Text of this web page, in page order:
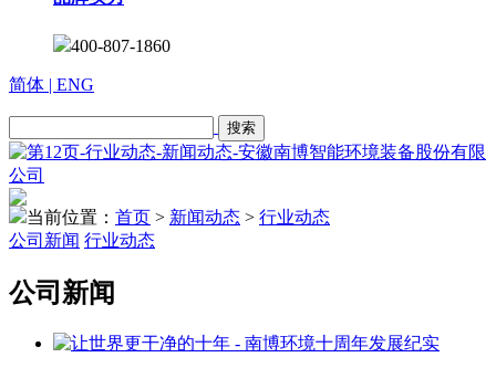
400-807-1860
简体 | ENG
当前位置： 首页 > 新闻动态 > 行业动态
公司新闻 行业动态
公司新闻